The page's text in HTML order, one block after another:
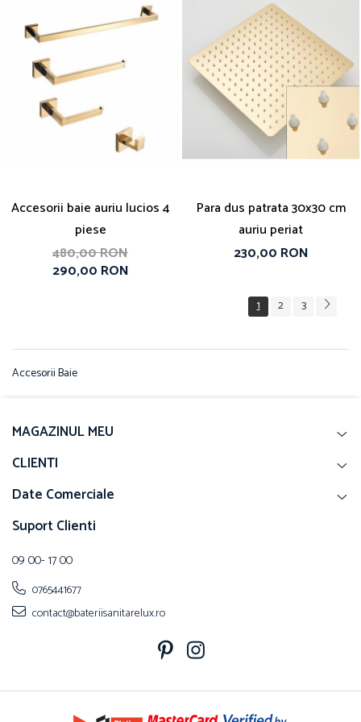
Accesorii baie auriu lucios 4
piese
480,00 RON
290,00 RON
Para dus patrata 30x30 cm
auriu periat
230,00 RON
1 2 3
Accesorii Baie
MAGAZINUL MEU
CLIENTI
Date Comerciale
Suport Clienti
09 00- 17 00
0765441677
contact@bateriisanitarelux.ro